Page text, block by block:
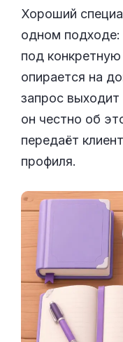
Хороший
одном подходе:
под конкретную
опирается на
запрос выходит
он честно об
передаёт
профиля.